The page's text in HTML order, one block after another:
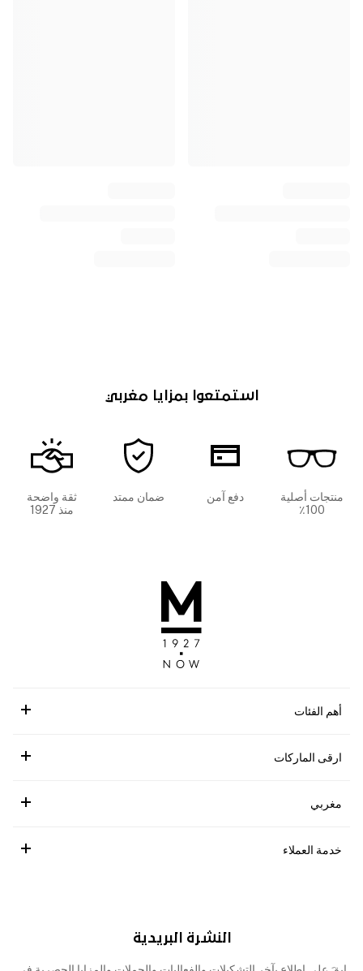
استمتعوا بمزايا مغربي
منتجات أصلية
100٪
دفع آمن ضمان ممتد
ثقة واضحة
منذ 1927
أهم الفئات
ارقى الماركات
مغربي
خدمة العملاء
النشرة البريدية